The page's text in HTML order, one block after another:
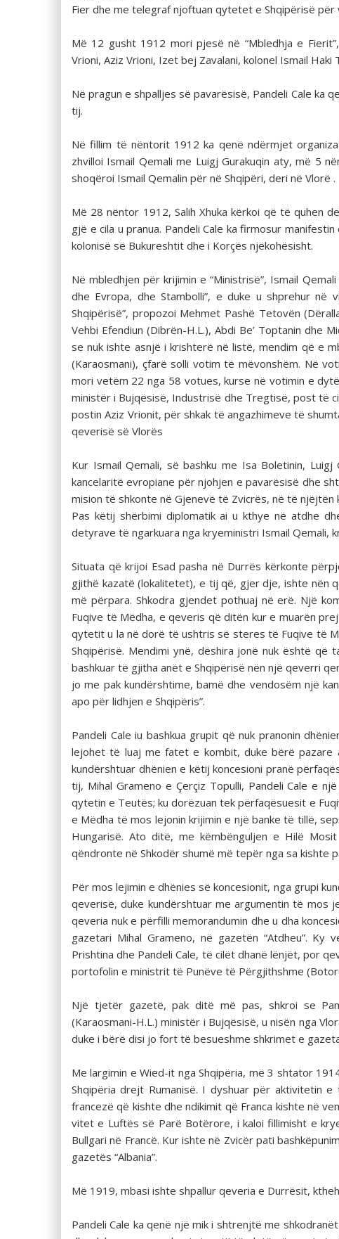
Fier dhe me telegraf njoftuan qytetet e Shqipërisë për
Më 12 gusht 1912 mori pjesë në “Mbledhja e
Vrioni, Aziz Vrioni, Izet bej Zavalani, kolonel Ismail
Në pragun e shpalljes së pavarësisë, Pandeli Cale ka
tij.
Në fillim të nëntorit 1912 ka qenë ndërmjet
zhvilloi Ismail Qemali me Luigj Gurakuqin aty, më 5
shoqëroi Ismail Qemalin për në Shqipëri, deri në Vlorë .
Më 28 nëntor 1912, Salih Xhuka kërkoi që të quhen
gjë e cila u pranua. Pandeli Cale ka firmosur
kolonisë së Bukureshtit dhe i Korçës njëkohësisht.
Në mbledhjen për krijimin e “Ministrisë”, Ismail
dhe Evropa, dhe Stambolli”, e duke u shprehur
Shqipërisë”, propozoi Mehmet Pashë Tetovën
Vehbi Efendiun (Dibrën-H.L.), Abdi Be’ Toptanin dhe
se nuk ishte asnjë i krishterë në listë, mendim që e
(Karaosmani), çfarë solli votim të mëvonshëm. Në
mori vetëm 22 nga 58 votues, kurse në votimin e
ministër i Bujqësisë, Industrisë dhe Tregtisë, post të
postin Aziz Vrionit, për shkak të angazhimeve të
qeverisë së Vlorës
Kur Ismail Qemali, së bashku me Isa Boletinin,
kancelaritë evropiane për njohjen e pavarësisë dhe
mision të shkonte në Gjenevë të Zvicrës, në të njëjtën
Pas këtij shërbimi diplomatik ai u kthye në atdhe
detyrave të ngarkuara nga kryeministri Ismail
Situata që krijoi Esad pasha në Durrës kërkonte
gjithë kazatë (lokalitetet), e tij që, gjer dje, ishte nën
më përpara. Shkodra gjendet pothuaj në erë. Një
Fuqive të Mëdha, e qeveris që ditën kur e muarën
qytetit u la në dorë të ushtris së steres të Fuqive të
Shqipërisë. Mendimi ynë, dëshira jonë nuk është që
bashkuar të gjitha anët e Shqipërisë nën një qeverri
jo me pak kundërshtime, bamë dhe vendosëm një
apo për lidhjen e Shqipëris”.
Pandeli Cale iu bashkua grupit që nuk pranonin
lejohet të luaj me fatet e kombit, duke bërë pazare
kundërshtuar dhënien e këtij koncesioni pranë
tij, Mihal Grameno e Çerçiz Topulli, Pandeli Cale e
qytetin e Teutës; ku dorëzuan tek përfaqësuesit e
e Mëdha të mos lejonin krijimin e një banke të tillë,
Hungarisë. Ato ditë, me këmbënguljen e Hilë
qëndronte në Shkodër shumë më tepër nga sa kishte
Për mos lejimin e dhënies së koncesionit, nga grupi
qeverisë, duke kundërshtuar me argumentin të mos
qeveria nuk e përfilli memorandumin dhe u dha
gazetari Mihal Grameno, në gazetën “Atdheu”.
Prishtina dhe Pandeli Cale, të cilët dhanë lënjët, por
portofolin e ministrit të Punëve të Përgjithshme
Një tjetër gazetë, pak ditë më pas, shkroi se
(Karaosmani-H.L.) ministër i Bujqësisë, u nisën nga
duke i bërë disi jo fort të besueshme shkrimet e
Me largimin e Wied-it nga Shqipëria, më 3 shtator
Shqipëria drejt Rumanisë. I dyshuar për aktivitetin
francezë që kishte dhe ndikimit që Franca kishte në
vitet e Luftës së Parë Botërore, i kaloi fillimisht e
Bullgari në Francë. Kur ishte në Zvicër pati
gazetës “Albania”.
Më 1919, mbasi ishte shpallur qeveria e Durrësit,
Pandeli Cale ka qenë një mik i shtrenjtë me